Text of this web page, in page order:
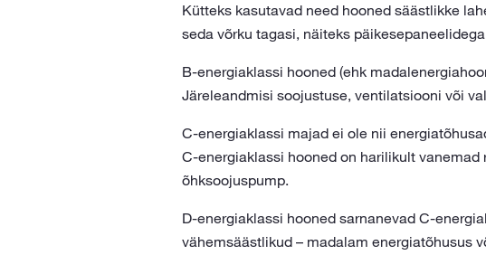
Kütteks kasutavad need hooned säästlikke
seda võrku tagasi, näiteks
B-energiaklassi hooned (ehk
Järeleandmisi soojustuse, ventilatsiooni või
C-energiaklassi majad ei ole nii
C-energiaklassi hooned on harilikult
õhksoojuspump.
D-energiaklassi hooned sarnanevad C-
vähemsäästlikud – madalam energiatõhusus